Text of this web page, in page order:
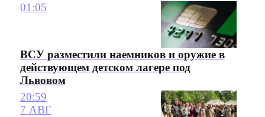
01:05
ВСУ разместили наемников и оружие в
действующем детском лагере под
Львовом
20:59
7 АВГ